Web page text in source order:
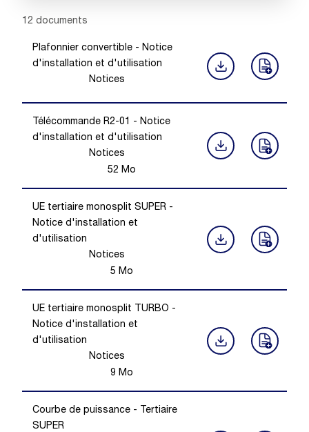
Showing 1 -12
12 documents
Plafonnier convertible - Notice
d'installation et d'utilisation
Notices
Télécommande R2-01 - Notice
d'installation et d'utilisation
Notices
52 Mo
UE tertiaire monosplit SUPER -
Notice d'installation et
d'utilisation
Notices
5 Mo
UE tertiaire monosplit TURBO -
Notice d'installation et
d'utilisation
Notices
9 Mo
Courbe de puissance - Tertiaire
SUPER